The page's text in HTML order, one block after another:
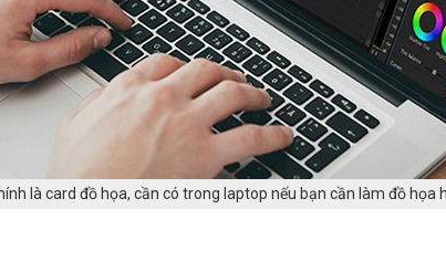
là card đồ họa, cần có trong laptop nếu bạn cần làm đồ họa